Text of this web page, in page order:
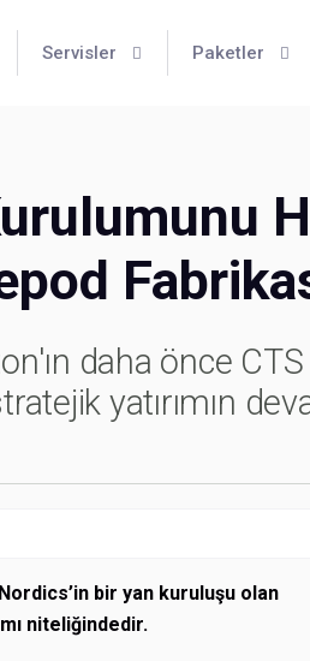
Servisler Paketler
daha önce
yatırımın
bir yan kuruluşu olan
niteliğindedir.